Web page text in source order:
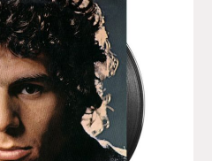
l
e
M
a
n
a
a